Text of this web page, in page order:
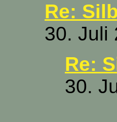
Re:
30. Juli
Re:
30.